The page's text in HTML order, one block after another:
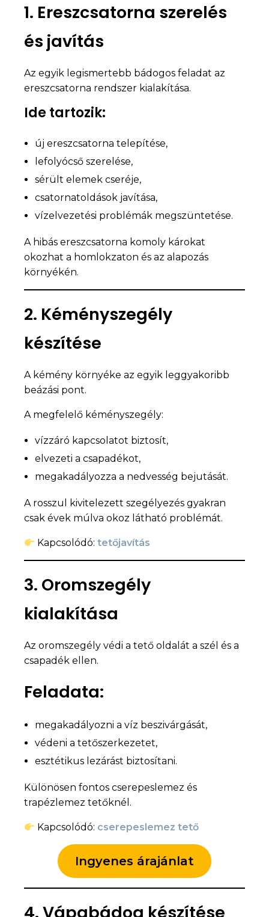
1. Ereszcsatorna szerelés
és javítás
Az egyik legismertebb bádogos feladat az
ereszcsatorna rendszer kialakítása.
Ide tartozik:
új ereszcsatorna telepítése,
lefolyócső szerelése,
sérült elemek cseréje,
csatornatoldások javítása,
vízelvezetési problémák megszüntetése.
A hibás ereszcsatorna komoly károkat
okozhat a homlokzaton és az alapozás
környékén.
2. Kéményszegély
készítése
A kémény környéke az egyik leggyakoribb
beázási pont.
A megfelelő kéményszegély:
vízzáró kapcsolatot biztosít,
elvezeti a csapadékot,
megakadályozza a nedvesség bejutását.
A rosszul kivitelezett szegélyezés gyakran
csak évek múlva okoz látható problémát.
Kapcsolódó:tetőjavítás
3. Oromszegély
kialakítása
Az oromszegély védi a tető oldalát a szél és a
csapadék ellen.
Feladata:
megakadályozni a víz beszivárgását,
védeni a tetőszerkezetet,
esztétikus lezárást biztosítani.
Különösen fontos cserepeslemez és
trapézlemez tetőknél.
Kapcsolódó: cserepeslemez tető
Ingyenes árajánlat
4. Vápabádog készítése